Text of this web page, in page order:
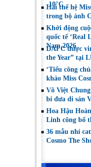
-10°C
Hai thế hệ
trong bộ ảnh
Khởi động
quốc tế ‘Real
Nam 2026
DAFC được
the Year” tại
‘Tiểu công
khảo Miss
Võ Việt
bỉ đưa di sản
Hoa Hậu
Linh công bố
36 mẫu nhí
Cosmo The